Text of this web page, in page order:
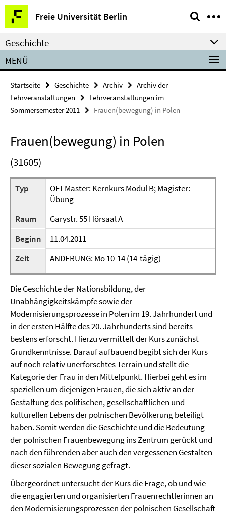
Springe
direkt
zu
Inhalt
Freie Universität Berlin
Service-
Navigation
Geschichte
MENÜ
Startseite Geschichte Archiv
Archiv der
Lehrveranstaltungen
Lehrveranstaltungen im
Sommersemester 2011
Frauen(bewegung) in Polen
Frauen(bewegung) in Polen
(31605)
Typ
OEI-Master: Kernkurs Modul B; Magister:
Übung
Raum
Garystr. 55 Hörsaal A
Beginn
11.04.2011
Zeit
ANDERUNG: Mo 10-14 (14-tägig)
Die Geschichte der Nationsbildung, der
Unabhängigkeitskämpfe sowie der
Modernisierungsprozesse in Polen im 19. Jahrhundert und
in der ersten Hälfte des 20. Jahrhunderts sind bereits
bestens erforscht. Hierzu vermittelt der Kurs zunächst
Grundkenntnisse. Darauf aufbauend begibt sich der Kurs
auf noch relativ unerforschtes Terrain und stellt die
Kategorie der Frau in den Mittelpunkt. Hierbei geht es im
speziellen um diejenigen Frauen, die sich aktiv an der
Gestaltung des politischen, gesellschaftlichen und
kulturellen Lebens der polnischen Bevölkerung beteiligt
haben. Somit werden die Geschichte und die Bedeutung
der polnischen Frauenbewegung ins Zentrum gerückt und
nach den führenden aber auch den vergessenen Gestalten
dieser sozialen Bewegung gefragt.
Übergeordnet untersucht der Kurs die Frage, ob und wie
die engagierten und organisierten Frauenrechtlerinnen an
den Modernisierungsprozessen der polnischen Gesellschaft